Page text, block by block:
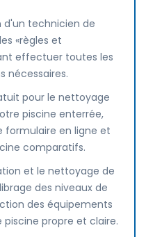
d'un technicien de
«règles et
effectuer toutes les
nécessaires.
pour le nettoyage
piscine enterrée,
formulaire en ligne et
comparatifs.
et le nettoyage de
des niveaux de
des équipements
propre et claire.